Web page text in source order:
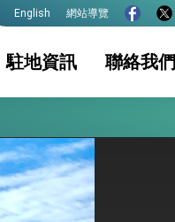
English 網站導覽
簽證
助
初設戶籍登記(主管
機關: 內政部戶政
駐地資訊
簽證及入境須知
機
行事曆
聯絡我們
速通過